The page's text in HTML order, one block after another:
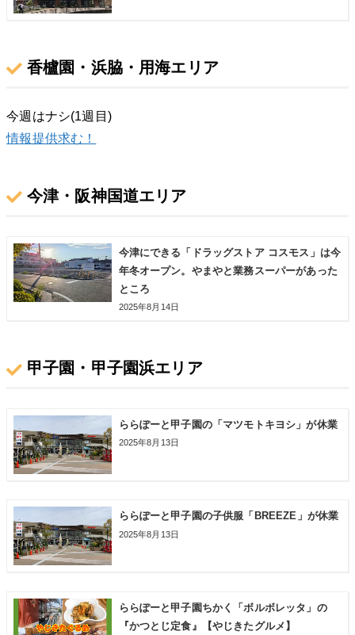
香櫨園・浜脇・用海エリア
今週はナシ(1週目)
情報提供求む！
今津・阪神国道エリア
今津にできる「ドラッグストア コスモス」は今
年冬オープン。やまやと業務スーパーがあった
ところ
2025年8月14日
甲子園・甲子園浜エリア
ららぽーと甲子園の「マツモトキヨシ」が休業
2025年8月13日
ららぽーと甲子園の子供服「BREEZE」が休業
2025年8月13日
ららぽーと甲子園ちかく「ボルボレッタ」の
『かつとじ定食』【やじきたグルメ】